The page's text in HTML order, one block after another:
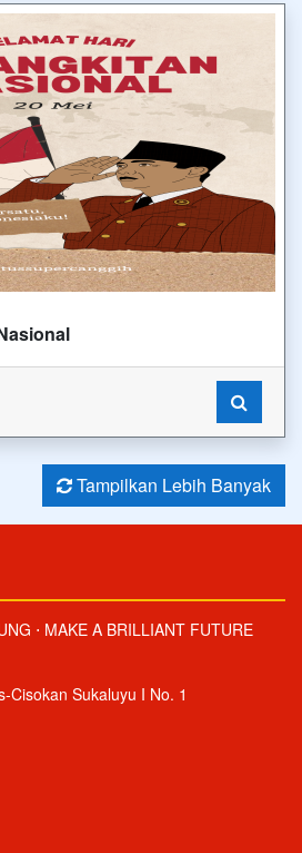
Tampilkan Lebih Banyak
⋅ MAKE A BRILLIANT FUTURE
Cisokan Sukaluyu I No. 1